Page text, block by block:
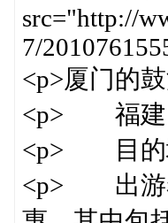
src="http://
7/
<p>厦门的
<p> 福建
<p> 目的
<p> 出游着